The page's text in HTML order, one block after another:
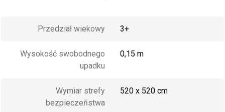
Przedział wiekowy 3+
Wysokość swobodnego
upadku
0,15 m
Wymiar strefy
bezpieczeństwa
520 x 520 cm